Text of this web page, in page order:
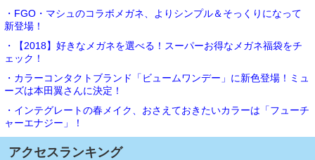
・FGO・マシュのコラボメガネ、よりシンプル＆そっくりになって
新登場！
・【2018】好きなメガネを選べる！スーパーお得なメガネ福袋をチ
ェック！
・カラーコンタクトブランド「ビュームワンデー」に新色登場！ミュ
ーズは本田翼さんに決定！
・インテグレートの春メイク、おさえておきたいカラーは「フューチ
ャーエナジー」！
アクセスランキング